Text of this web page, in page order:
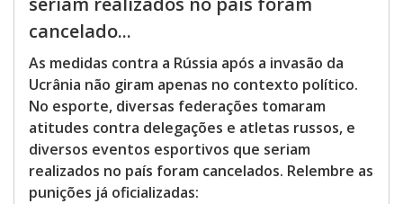
cancelado...
As medidas contra a Rússia após a invasão da
Ucrânia não giram apenas no contexto político.
No esporte, diversas federações tomaram
atitudes contra delegações e atletas russos, e
diversos eventos esportivos que seriam
realizados no país foram cancelados. Relembre as
punições já oficializadas: